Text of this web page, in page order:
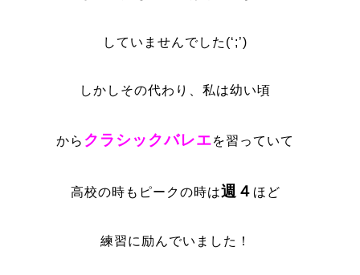
していませんでした(‘;’)
しかしその代わり、私は幼い頃
から クラシックバレエを習っていて
高校の時もピークの時は週４ ほど
練習に励んでいました！